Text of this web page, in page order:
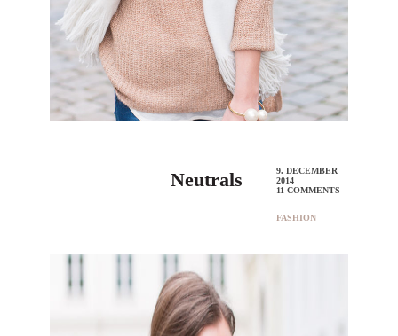
Neutrals
9. DECEMBER
2014
11 COMMENTS
FASHION